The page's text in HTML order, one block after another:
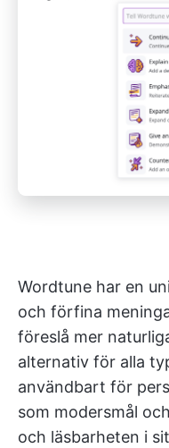
Wordtune har en
och förfina
föreslå mer
alternativ för alla
användbart för
som modersmål
och läsbarheten i